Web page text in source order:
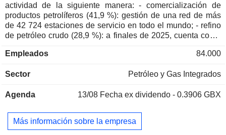
actividad de la siguiente manera: - comercialización de
productos petrolíferos (41,9 %): gestión de una red de más
de 42 724 estaciones de servicio en todo el mundo; - refino
de petróleo crudo (28,9 %): a finales de 2025, cuenta con 7
fabricación de productos químicos y petroquímicos (olefinas,
fenoles, aditivos, etc.); - producción de gas natural licuado
renovables (12,9 %); - exploración y producción de petróleo
se distribuyen geográficamente de la siguiente manera:
Reino Unido (10,8 %), Europa (23,7 %), Asia/Oceanía/África
Empleados 84.000
Sector Petróleo y Gas Integrados
Agenda 13/08 Fecha ex dividendo - 0.3906 GBX
Más información sobre la empresa